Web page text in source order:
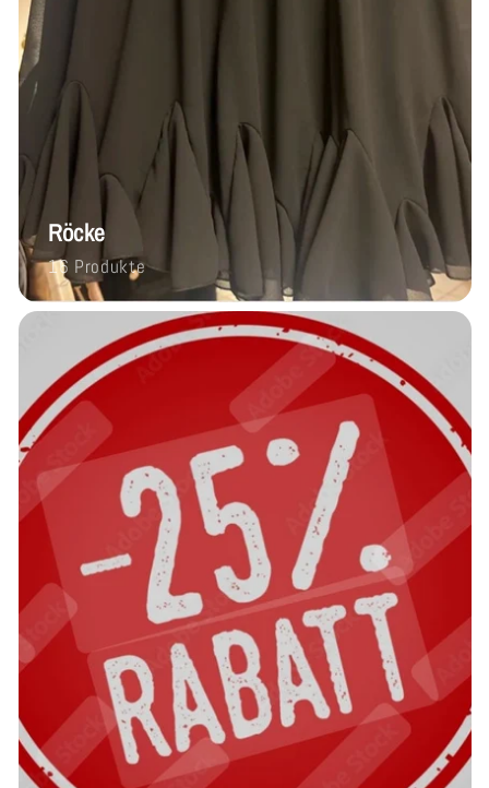
Röcke
16 Produkte